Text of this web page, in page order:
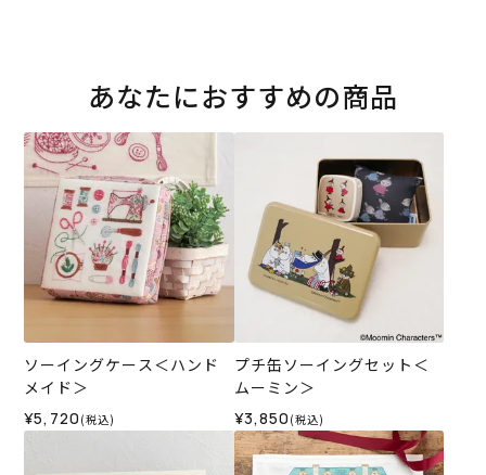
あなたにおすすめの商品
ソーイングケース＜ハンド
メイド＞
¥5,720 (税込)
プチ缶ソーイングセット＜
ムーミン＞
¥3,850 (税込)